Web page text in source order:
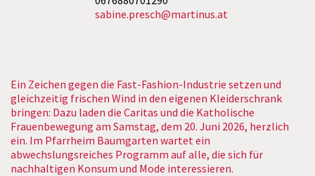
sabine.presch@martinus.at
Ein Zeichen gegen die Fast-Fashion-Industrie setzen und
gleichzeitig frischen Wind in den eigenen Kleiderschrank
bringen: Dazu laden die Caritas und die Katholische
Frauenbewegung am Samstag, dem 20. Juni 2026, herzlich
ein. Im Pfarrheim Baumgarten wartet ein
abwechslungsreiches Programm auf alle, die sich für
nachhaltigen Konsum und Mode interessieren.